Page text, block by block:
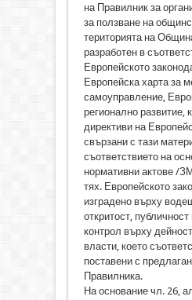
на Правилник за
за ползване на
територията на
разработен в
Европейското
Европейска харта за
самоуправление,
регионално развитие,
директиви на
свързани с тази
съответствието на
нормативни актове /
тях. Европейското
изградено върху
откритост,
контрол върху
власти, което
поставени с
Правилника.
На основание чл. 26,